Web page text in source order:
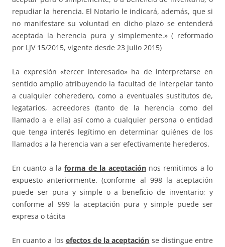
repudiar la herencia. El Notario le indicará, además, que si
no manifestare su voluntad en dicho plazo se entenderá
aceptada la herencia pura y simplemente.» ( reformado
por LJV 15/2015, vigente desde 23 julio 2015)
La expresión «tercer interesado» ha de interpretarse en
sentido amplio atribuyendo la facultad de interpelar tanto
a cualquier coheredero, como a eventuales sustitutos de,
legatarios, acreedores (tanto de la herencia como del
llamado a e ella) así como a cualquier persona o entidad
que tenga interés legítimo en determinar quiénes de los
llamados a la herencia van a ser efectivamente herederos.
En cuanto a laforma de la aceptaciónnos remitimos a lo
expuesto anteriormente. (conforme al 998 la aceptación
puede ser pura y simple o a beneficio de inventario; y
conforme al 999 la aceptación pura y simple puede ser
expresa o tácita
En cuanto a los efectos de la aceptación se distingue entre